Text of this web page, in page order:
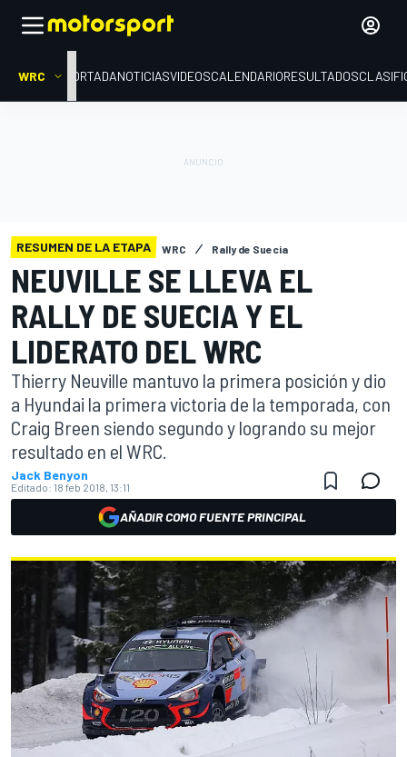
WRC PORTADANOTICIASVIDEOSCALENDARIORESULTADOS
RESUMEN DE LA ETAPA WRC Rally de Suecia
NEUVILLE SE LLEVA EL
RALLY DE SUECIA Y EL
LIDERATO DEL WRC
Thierry Neuville mantuvo la primera posición y dio
a Hyundai la primera victoria de la temporada, con
Craig Breen siendo segundo y logrando su mejor
resultado en el WRC.
Jack Benyon
Editado: 18 feb 2018, 13:11
AÑADIR COMO FUENTE PRINCIPAL